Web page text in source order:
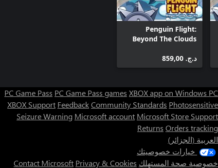
Penguin Flight:
Beyond The Clouds
د.ج.‏ 859,00
PC Game Pass PC Game Pass games XBOX app on Windows PC
XBOX Support FeedbackCommunity Standards Photosensitive
Seizure Warning Microsoft account Microsoft Store Support
Returns Orders tracking
العربية (الجزائر)
خيارات خصوصيتك
خصوصية صحة المستهلك
Contact Microsoft Privacy & Cookies